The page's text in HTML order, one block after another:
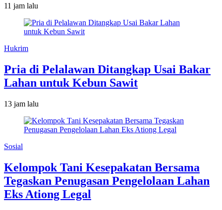
11 jam lalu
Hukrim
Pria di Pelalawan Ditangkap Usai Bakar
Lahan untuk Kebun Sawit
13 jam lalu
Sosial
Kelompok Tani Kesepakatan Bersama
Tegaskan Penugasan Pengelolaan Lahan
Eks Ationg Legal